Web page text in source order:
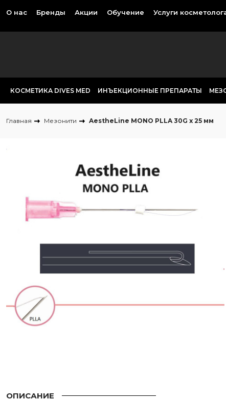
О нас Бренды Акции Обучение Услуги
КОСМЕТИКА DIVES MED ИНЪЕКЦИОННЫЕ ПРЕПАРАТЫ
Главная Мезонити AestheLine MONO PLLA 30G x 25 мм
ОПИСАНИЕ